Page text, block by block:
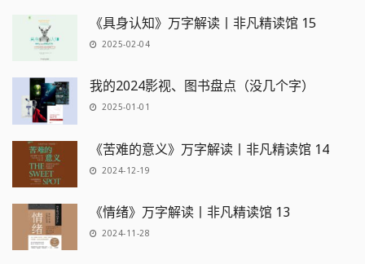
《具身认知》万字解读丨非凡精读馆 15
2025-02-04
我的2024影视、图书盘点（没几个字）
2025-01-01
《苦难的意义》万字解读丨非凡精读馆 14
2024-12-19
《情绪》万字解读丨非凡精读馆 13
2024-11-28